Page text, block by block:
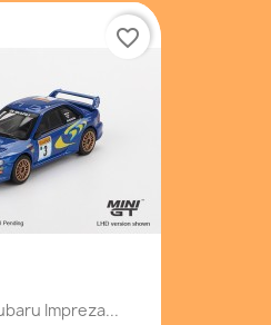
Impreza...
favorite_border